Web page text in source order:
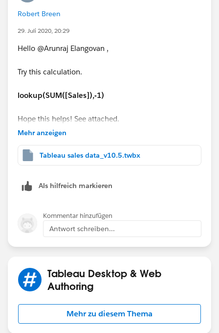
Robert Breen
29. Juli 2020, 20:29
Hello @Arunraj Elangovan​ ,
Try this calculation.
lookup(SUM([Sales]),-1)
Hope this helps! See attached.
Mehr anzeigen
Tableau sales data_v10.5.twbx
Als hilfreich markieren
Kommentar hinzufügen
Antwort schreiben...
Tableau Desktop & Web
Authoring
Mehr zu diesem Thema